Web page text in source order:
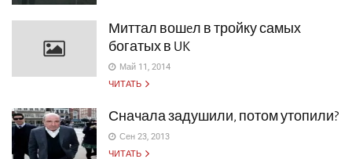
Миттал вошeл в тройку самых
богатых в UK
Май 11, 2014
ЧИТАТЬ
Сначала задушили, потом утопили?
Сен 23, 2013
ЧИТАТЬ